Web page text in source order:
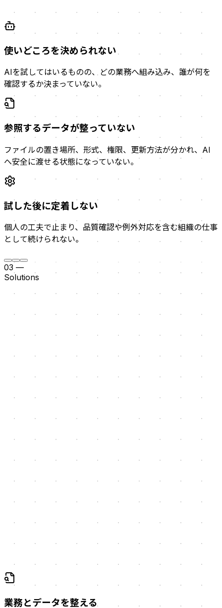
使いどころを決められない
AIを試してはいるものの、どの業務へ組み込み、誰が何を
確認するか決まっていない。
参照するデータが整っていない
ファイルの置き場所、形式、権限、更新方法が分かれ、AI
へ安全に渡せる状態になっていない。
試した後に定着しない
個人の工夫で止まり、品質確認や例外対応を含む組織の仕事
として続けられない。
03 —
Solutions
タの扱いを一つの業務フローとして設計します。
開発しない選択肢も含める
データ整理、既存ツールの設定、運用ルールだけで目的を達
業務とデータを整える